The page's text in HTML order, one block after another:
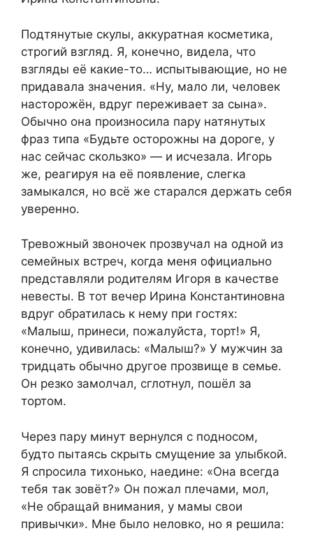
Подтянутые скулы, аккуратная косметика,
строгий взгляд. Я, конечно, видела, что
взгляды её какие-то… испытывающие, но не
придавала значения. «Ну, мало ли, человек
насторожён, вдруг переживает за сына».
Обычно она произносила пару натянутых
фраз типа «Будьте осторожны на дороге, у
нас сейчас скользко» — и исчезала. Игорь
же, реагируя на её появление, слегка
замыкался, но всё же старался держать себя
уверенно.
Тревожный звоночек прозвучал на одной из
семейных встреч, когда меня официально
представляли родителям Игоря в качестве
невесты. В тот вечер Ирина Константиновна
вдруг обратилась к нему при гостях:
«Малыш, принеси, пожалуйста, торт!» Я,
конечно, удивилась: «Малыш?» У мужчин за
тридцать обычно другое прозвище в семье.
Он резко замолчал, сглотнул, пошёл за
тортом.
Через пару минут вернулся с подносом,
будто пытаясь скрыть смущение за улыбкой.
Я спросила тихонько, наедине: «Она всегда
тебя так зовёт?» Он пожал плечами, мол,
«Не обращай внимания, у мамы свои
привычки». Мне было неловко, но я решила: